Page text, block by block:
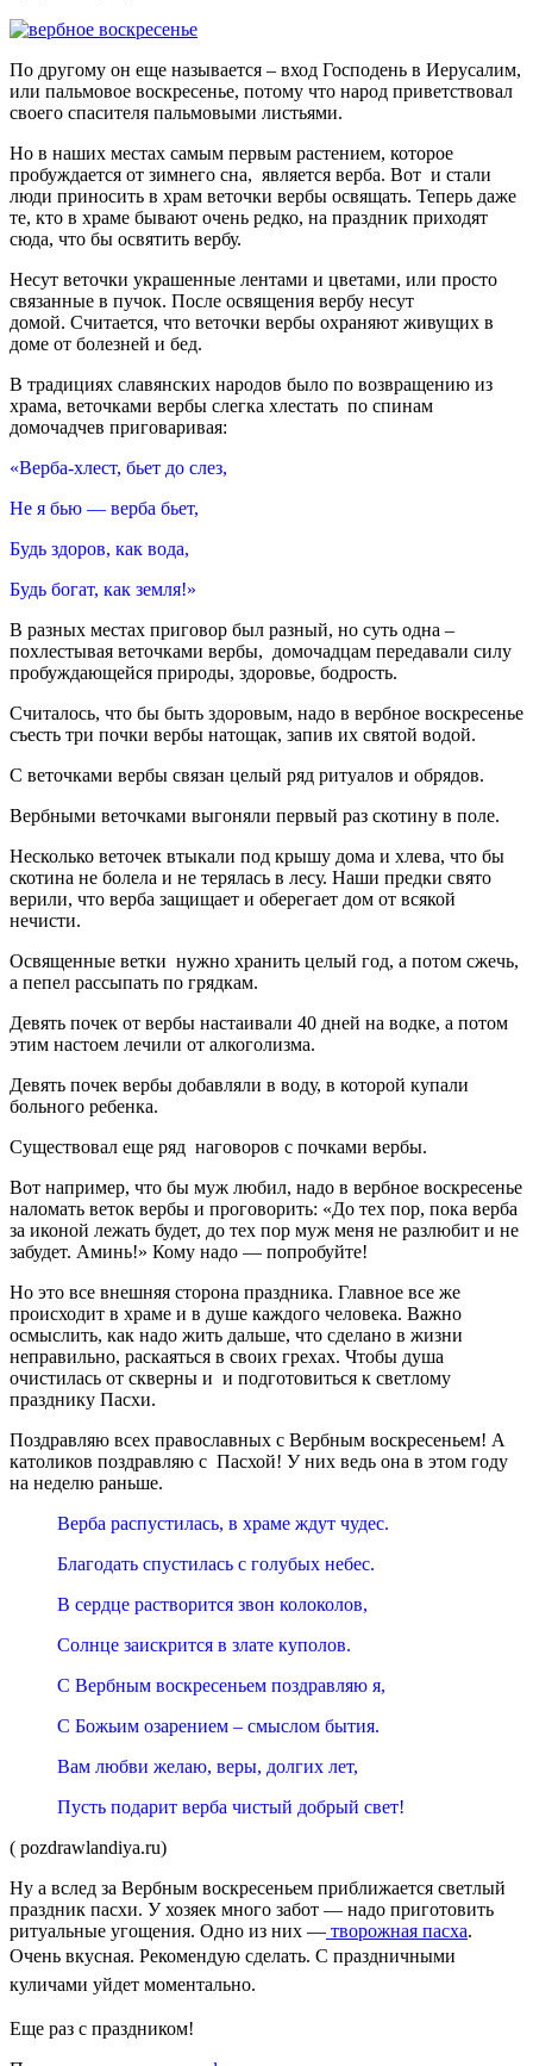
По другому он еще называется – вход Господень в Иерусалим,
или пальмовое воскресенье, потому что народ приветствовал
своего спасителя пальмовыми листьями.
Но в наших местах самым первым растением, которое
пробуждается от зимнего сна, является верба. Вот и стали
люди приносить в храм веточки вербы освящать. Теперь даже
те, кто в храме бывают очень редко, на праздник приходят
сюда, что бы освятить вербу.
Несут веточки украшенные лентами и цветами, или просто
связанные в пучок. После освящения вербу несут
домой. Считается, что веточки вербы охраняют живущих в
доме от болезней и бед.
В традициях славянских народов было по возвращению из
храма, веточками вербы слегка хлестать по спинам
домочадчев приговаривая:
«Верба-хлест, бьет до слез,
Не я бью — верба бьет,
Будь здоров, как вода,
Будь богат, как земля!»
В разных местах приговор был разный, но суть одна –
похлестывая веточками вербы, домочадцам передавали силу
пробуждающейся природы, здоровье, бодрость.
Считалось, что бы быть здоровым, надо в вербное воскресенье
съесть три почки вербы натощак, запив их святой водой.
С веточками вербы связан целый ряд ритуалов и обрядов.
Вербными веточками выгоняли первый раз скотину в поле.
Несколько веточек втыкали под крышу дома и хлева, что бы
скотина не болела и не терялась в лесу. Наши предки свято
верили, что верба защищает и оберегает дом от всякой
нечисти.
Освященные ветки нужно хранить целый год, а потом сжечь,
а пепел рассыпать по грядкам.
Девять почек от вербы настаивали 40 дней на водке, а потом
этим настоем лечили от алкоголизма.
Девять почек вербы добавляли в воду, в которой купали
больного ребенка.
Существовал еще ряд наговоров с почками вербы.
Вот например, что бы муж любил, надо в вербное воскресенье
наломать веток вербы и проговорить: «До тех пор, пока верба
за иконой лежать будет, до тех пор муж меня не разлюбит и не
забудет. Аминь!» Кому надо — попробуйте!
Но это все внешняя сторона праздника. Главное все же
происходит в храме и в душе каждого человека. Важно
осмыслить, как надо жить дальше, что сделано в жизни
неправильно, раскаяться в своих грехах. Чтобы душа
очистилась от скверны и и подготовиться к светлому
празднику Пасхи.
Поздравляю всех православных с Вербным воскресеньем! А
католиков поздравляю с Пасхой! У них ведь она в этом году
на неделю раньше.
Верба распустилась, в храме ждут чудес.
Благодать спустилась с голубых небес.
В сердце растворится звон колоколов,
Солнце заискрится в злате куполов.
С Вербным воскресеньем поздравляю я,
С Божьим озарением – смыслом бытия.
Вам любви желаю, веры, долгих лет,
Пусть подарит верба чистый добрый свет!
( pozdrawlandiya.ru)
Ну а вслед за Вербным воскресеньем приближается светлый
праздник пасхи. У хозяек много забот — надо приготовить
ритуальные угощения. Одно из них — творожная пасха.
Очень вкусная. Рекомендую сделать. С праздничными
куличами уйдет моментально.
Еще раз с праздником!